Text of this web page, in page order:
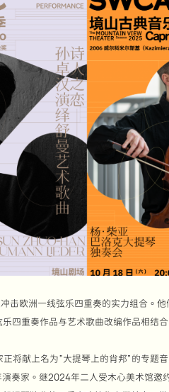
击欧洲一线弦乐四重奏的实力组合。
四重奏作品与艺术歌曲改编作品相结
将献上名为“大提琴上的肖邦”的专题
奏家。继2024年二人受木心美术馆邀